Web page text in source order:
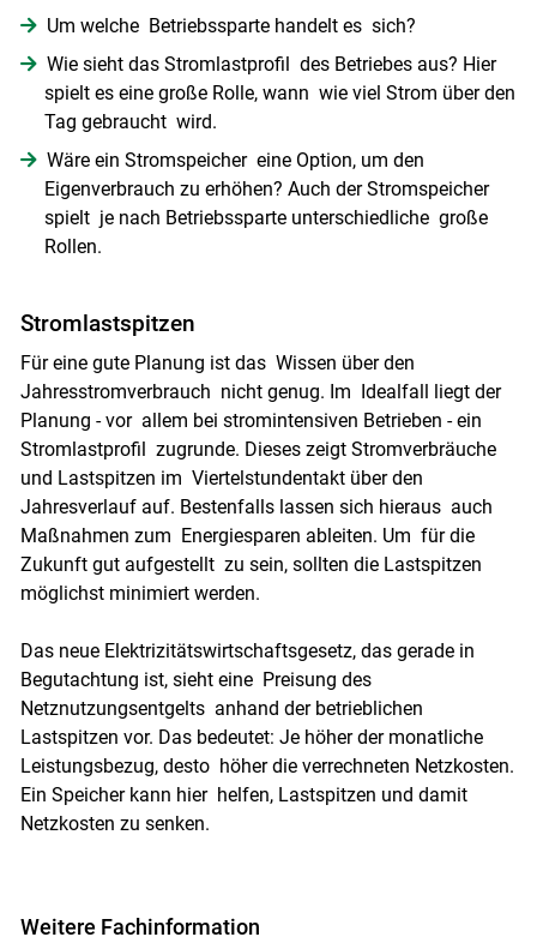
Um welche Betriebssparte handelt es sich?
Wie sieht das Stromlastprofil des Betriebes aus? Hier
spielt es eine große Rolle, wann wie viel Strom über den
Tag gebraucht wird.
Wäre ein Stromspeicher eine Option, um den
Eigenverbrauch zu erhöhen? Auch der Stromspeicher
spielt je nach Betriebssparte unterschiedliche große
Rollen.
Stromlastspitzen
Für eine gute Planung ist das Wissen über den
Jahresstromverbrauch nicht genug. Im Idealfall liegt der
Planung - vor allem bei stromintensiven Betrieben - ein
Stromlastprofil zugrunde. Dieses zeigt Stromverbräuche
und Lastspitzen im Viertelstundentakt über den
Jahresverlauf auf. Bestenfalls lassen sich hieraus auch
Maßnahmen zum Energiesparen ableiten. Um für die
Zukunft gut aufgestellt zu sein, sollten die Lastspitzen
möglichst minimiert werden.
Das neue Elektrizitätswirtschaftsgesetz, das gerade in
Begutachtung ist, sieht eine Preisung des
Netznutzungsentgelts anhand der betrieblichen
Lastspitzen vor. Das bedeutet: Je höher der monatliche
Leistungsbezug, desto höher die verrechneten Netzkosten.
Ein Speicher kann hier helfen, Lastspitzen und damit
Netzkosten zu senken.
Weitere Fachinformation